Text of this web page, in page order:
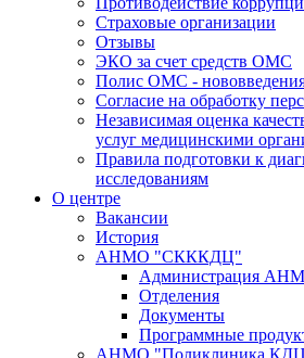
Страховые организации
Отзывы
ЭКО за счет средств ОМС
Полис ОМС -
Согласие на обработку
Независимая оценка
услуг медицинскими
Правила подготовки к
исследованиям
О центре
Вакансии
История
АНМО "СКККДЦ"
Администрация
Отделения
Документы
Программные
АНМО "Поликлиника